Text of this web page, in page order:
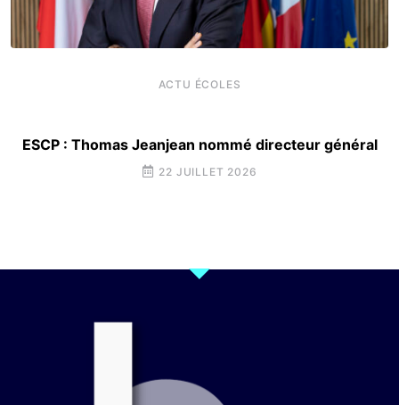
ACTU ÉCOLES
ESCP : Thomas Jeanjean nommé directeur général
22 JUILLET 2026